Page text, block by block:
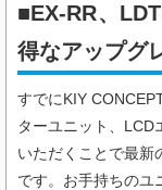
■EX-RR、
得なアップグ
すでにKIY
ターユニット、LCD
いただくことで最新
です。お手持ちのユ